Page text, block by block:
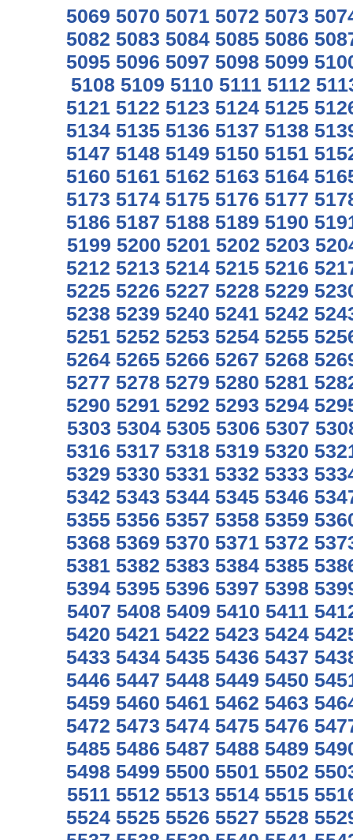
5069 5070 5071 5072 5073
5082 5083 5084 5085 5086
5095 5096 5097 5098 5099
5108 5109 5110 5111 5112
5121 5122 5123 5124 5125
5134 5135 5136 5137 5138
5147 5148 5149 5150 5151
5160 5161 5162 5163 5164
5173 5174 5175 5176 5177
5186 5187 5188 5189 5190
5199 5200 5201 5202 5203
5212 5213 5214 5215 5216
5225 5226 5227 5228 5229
5238 5239 5240 5241 5242
5251 5252 5253 5254 5255
5264 5265 5266 5267 5268
5277 5278 5279 5280 5281
5290 5291 5292 5293 5294
5303 5304 5305 5306 5307
5316 5317 5318 5319 5320
5329 5330 5331 5332 5333
5342 5343 5344 5345 5346
5355 5356 5357 5358 5359
5368 5369 5370 5371 5372
5381 5382 5383 5384 5385
5394 5395 5396 5397 5398
5407 5408 5409 5410 5411
5420 5421 5422 5423 5424
5433 5434 5435 5436 5437
5446 5447 5448 5449 5450
5459 5460 5461 5462 5463
5472 5473 5474 5475 5476
5485 5486 5487 5488 5489
5498 5499 5500 5501 5502
5511 5512 5513 5514 5515
5524 5525 5526 5527 5528